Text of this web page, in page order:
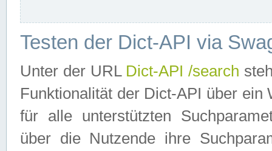
Testen der Dict-API via
Unter der URL Dict-API /search
Funktionalität der Dict-API über
für alle unterstützten
über die Nutzende ihre